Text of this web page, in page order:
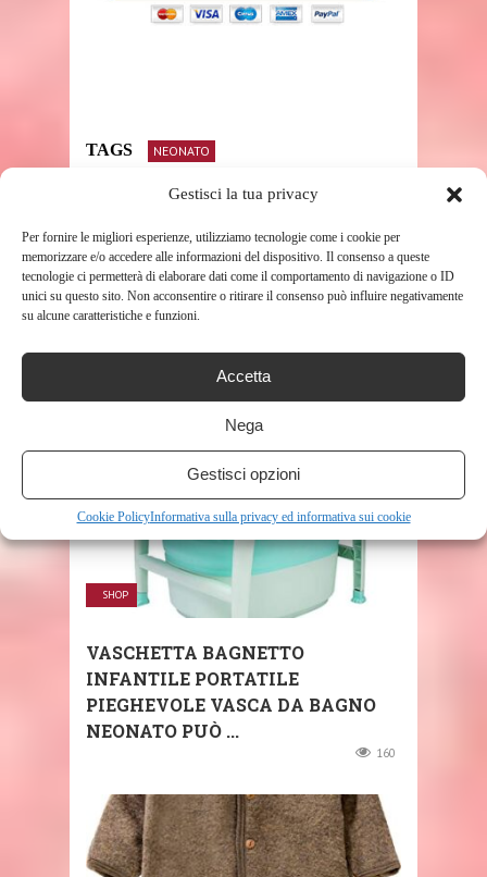
Gestisci la tua privacy
Per fornire le migliori esperienze, utilizziamo tecnologie come i cookie per
memorizzare e/o accedere alle informazioni del dispositivo. Il consenso a queste
tecnologie ci permetterà di elaborare dati come il comportamento di navigazione o ID
unici su questo sito. Non acconsentire o ritirare il consenso può influire negativamente
su alcune caratteristiche e funzioni.
Accetta
Nega
Gestisci opzioni
Cookie PolicyInformativa sulla privacy ed informativa sui cookie
TAGS NEONATO
SHARE THIS POST
RELATED POSTS
SHOP
VASCHETTA BAGNETTO
INFANTILE PORTATILE
PIEGHEVOLE VASCA DA BAGNO
NEONATO PUÒ ...
160